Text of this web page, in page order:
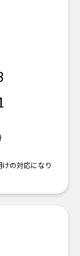
の対応になり